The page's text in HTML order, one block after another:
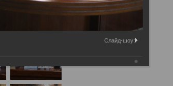
Слайд-шоу: